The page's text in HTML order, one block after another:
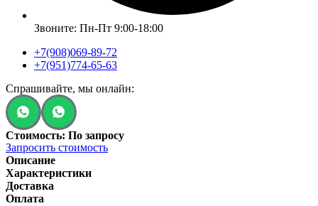
Звоните: Пн-Пт 9:00-18:00
+7(908)069-89-72
+7(951)774-65-63
Спрашивайте, мы онлайн:
Стоимость: По запросу
Запросить стоимость
Описание
Характеристики
Доставка
Оплата